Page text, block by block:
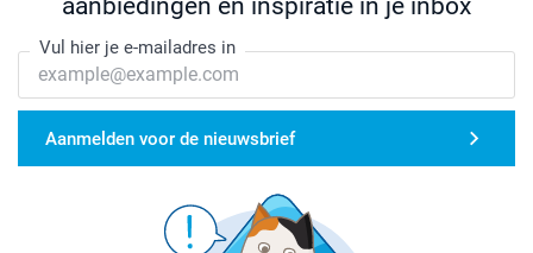
aanbiedingen en inspiratie in je inbox
Vul hier je e-mailadres in
Aanmelden voor de nieuwsbrief